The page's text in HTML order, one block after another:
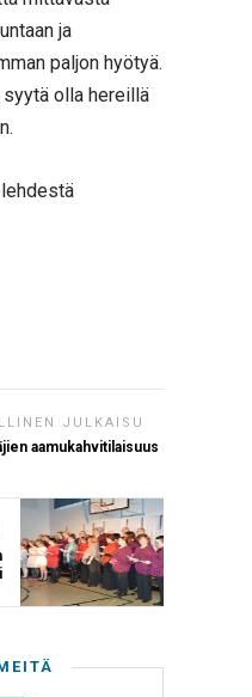
ja
paljon hyötyä.
olla hereillä
JULKAISU
aamukahvitilaisuus